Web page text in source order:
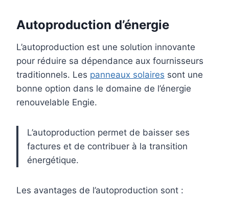
Autoproduction d’énergie
L’autoproduction est une solution innovante
pour réduire sa dépendance aux fournisseurs
traditionnels. Les panneaux solaires sont une
bonne option dans le domaine de l’énergie
renouvelable Engie.
L’autoproduction permet de baisser ses
factures et de contribuer à la transition
énergétique.
Les avantages de l’autoproduction sont :